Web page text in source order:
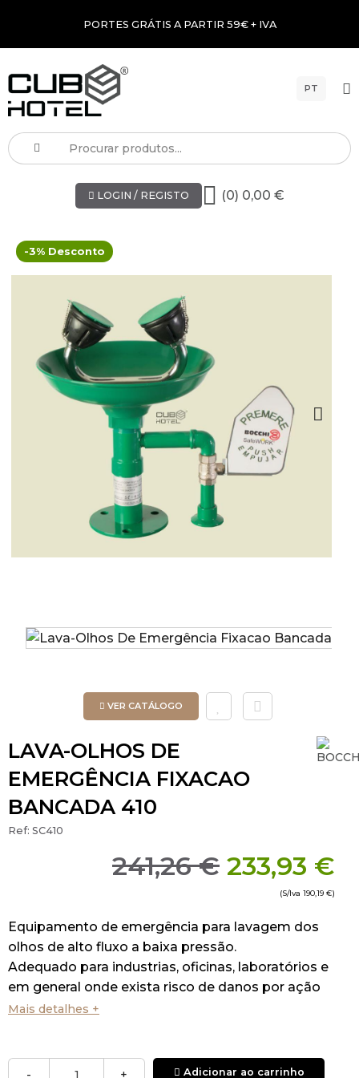
PORTES GRÁTIS A PARTIR 59€ + IVA
PT
LOGIN / REGISTO (0) 0,00 €
-3% Desconto
VER CATÁLOGO
LAVA-OLHOS DE
EMERGÊNCIA FIXACAO
BANCADA 410
Ref: SC410
241,26 € 233,93 €
(S/Iva 190,19 €)
Equipamento de emergência para lavagem dos
olhos de alto fluxo a baixa pressão.
Adequado para industrias, oficinas, laboratórios e
em general onde exista risco de danos por ação
do fogo, ácidos, reativos, produtos petrolíferos,
Instalação de bancada.
Mais detalhes +
- + Adicionar ao carrinho